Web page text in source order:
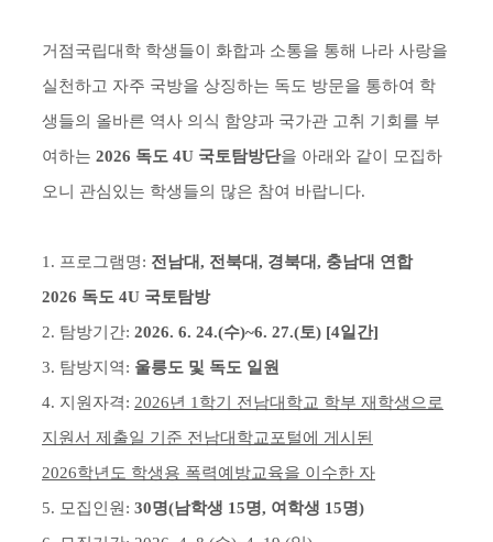
거점국립대학 학생들이 화합과 소통을 통해 나라 사랑을
실천하고 자주 국방을 상징하는 독도 방문을 통하여 학
생들의 올바른 역사 의식 함양과 국가관 고취 기회를 부
여하는 2026 독도 4U 국토탐방단을 아래와 같이 모집하
오니 관심있는 학생들의 많은 참여 바랍니다.
1. 프로그램명: 전남대, 전북대, 경북대, 충남대 연합
2026 독도 4U 국토탐방
2. 탐방기간: 2026. 6. 24.(수)~6. 27.(토) [4일간]
3. 탐방지역: 울릉도 및 독도 일원
4. 지원자격: 2026년 1학기 전남대학교 학부 재학생으로
지원서 제출일 기준 전남대학교포털에 게시된
2026학년도 학생용 폭력예방교육을 이수한 자
5. 모집인원: 30명(남학생 15명, 여학생 15명)